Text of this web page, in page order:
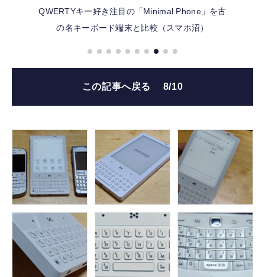
QWERTYキー好き注目の「Minimal Phone」を古
の名キーボード端末と比較（スマホ沼）
この記事へ戻る 8/10